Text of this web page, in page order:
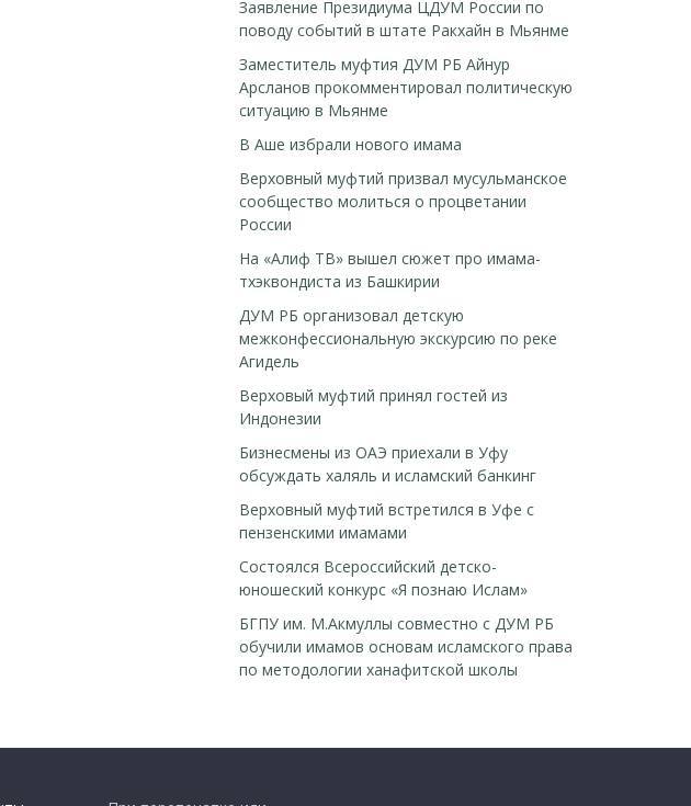
Заявление Президиума ЦДУМ России по
поводу событий в штате Ракхайн в Мьянме
Заместитель муфтия ДУМ РБ Айнур
Арсланов прокомментировал политическую
ситуацию в Мьянме
В Аше избрали нового имама
Верховный муфтий призвал мусульманское
сообщество молиться о процветании
России
На «Алиф ТВ» вышел сюжет про имама-
тхэквондиста из Башкирии
ДУМ РБ организовал детскую
межконфессиональную экскурсию по реке
Агидель
Верховый муфтий принял гостей из
Индонезии
Бизнесмены из ОАЭ приехали в Уфу
обсуждать халяль и исламский банкинг
Верховный муфтий встретился в Уфе с
пензенскими имамами
Cостоялся Всероссийский детско-
юношеский конкурс «Я познаю Ислам»
БГПУ им. М.Акмуллы совместно с ДУМ РБ
обучили имамов основам исламского права
по методологии ханафитской школы